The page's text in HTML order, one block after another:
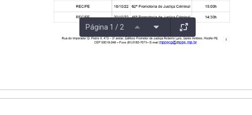
Página 1 / 2